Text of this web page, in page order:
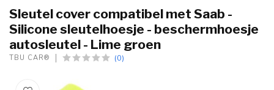
Sleutel cover compatibel met Saab -
Silicone sleutelhoesje - beschermhoesje
autosleutel - Lime groen
TBU CAR® (0)